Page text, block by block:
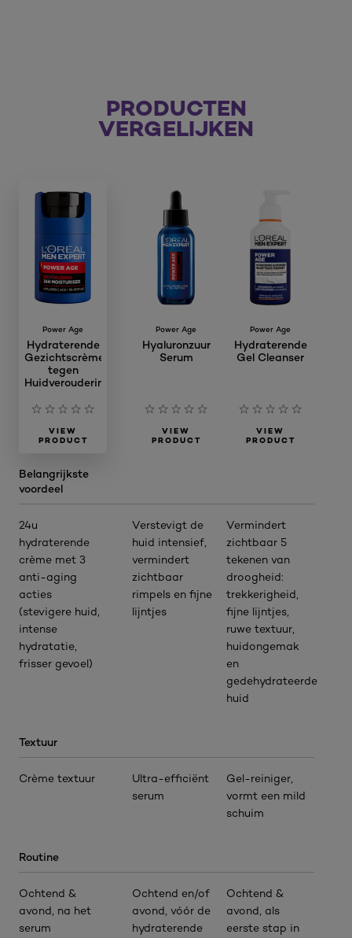
PRODUCTEN
VERGELIJKEN
Power Age
Hydraterende
Gezichtscrème
tegen
Huidveroudering
VIEW
PRODUCT
Belangrijkste
voordeel
24u
hydraterende
crème met 3
anti-aging
acties
(stevigere huid,
intense
hydratatie,
frisser gevoel)
Textuur
Crème textuur
Routine
Ochtend &
avond, na het
serum
Power Age
Hyaluronzuur
Serum
VIEW
PRODUCT
Verstevigt de
huid intensief,
vermindert
zichtbaar
rimpels en fijne
lijntjes
Ultra-efficiënt
serum
Ochtend en/of
avond, vóór de
hydraterende
Power Age
Hydraterende
Gel Cleanser
VIEW
PRODUCT
Vermindert
zichtbaar 5
tekenen van
droogheid:
trekkerigheid,
fijne lijntjes,
ruwe textuur,
huidongemak
en
gedehydrateerde
huid
Gel-reiniger,
vormt een mild
schuim
Ochtend &
avond, als
eerste stap in